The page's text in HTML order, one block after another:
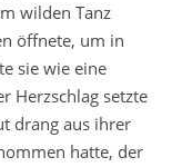
wilden Tanz
öffnete, um in
sie wie eine
Herzschlag setzte
drang aus ihrer
hatte, der